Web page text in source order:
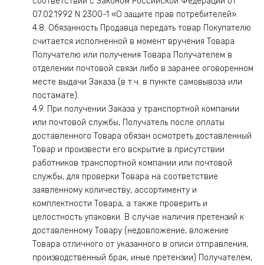
07.02.1992 N 2300-1 «О защите прав потребителей».
4.8. Обязанность Продавца передать товар Покупателю
считается исполненной в момент вручения Товара
Получателю или получения Товара Получателем в
отделении почтовой связи либо в заранее оговоренном
месте выдачи Заказа (в т.ч. в пункте самовывоза или
постамате).
4.9. При получении Заказа у транспортной компании
или почтовой службы, Получатель после оплаты
доставленного Товара обязан осмотреть доставленный
Товар и произвести его вскрытие в присутствии
работников транспортной компании или почтовой
службы, для проверки Товара на соответствие
заявленному количеству, ассортименту и
комплектности Товара, а также проверить и
целостность упаковки. В случае наличия претензий к
доставленному Товару (недовложение, вложение
Товара отличного от указанного в описи отправления,
производственный брак, иные претензии) Получателем,